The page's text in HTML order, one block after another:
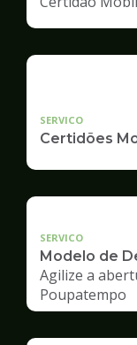
SERVICO
Certidões
SERVICO
Modelo de
Agilize a
Poupatempo